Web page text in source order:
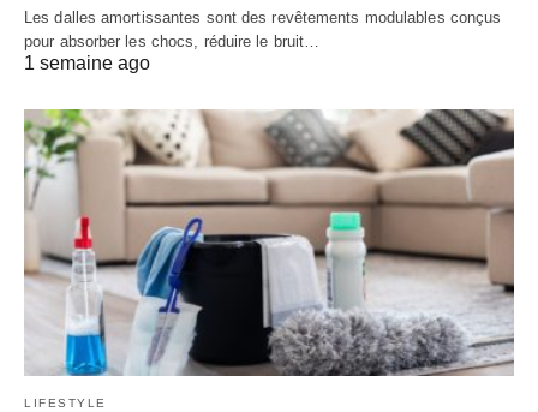
Les dalles amortissantes sont des revêtements modulables conçus
pour absorber les chocs, réduire le bruit…
1 semaine ago
LIFESTYLE